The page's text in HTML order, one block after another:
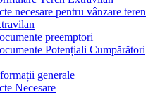
necesare pentru vânzare teren
preemptori
Potențiali Cumpărători
generale
Necesare